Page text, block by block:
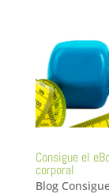
Consigue el
corporal
Blog